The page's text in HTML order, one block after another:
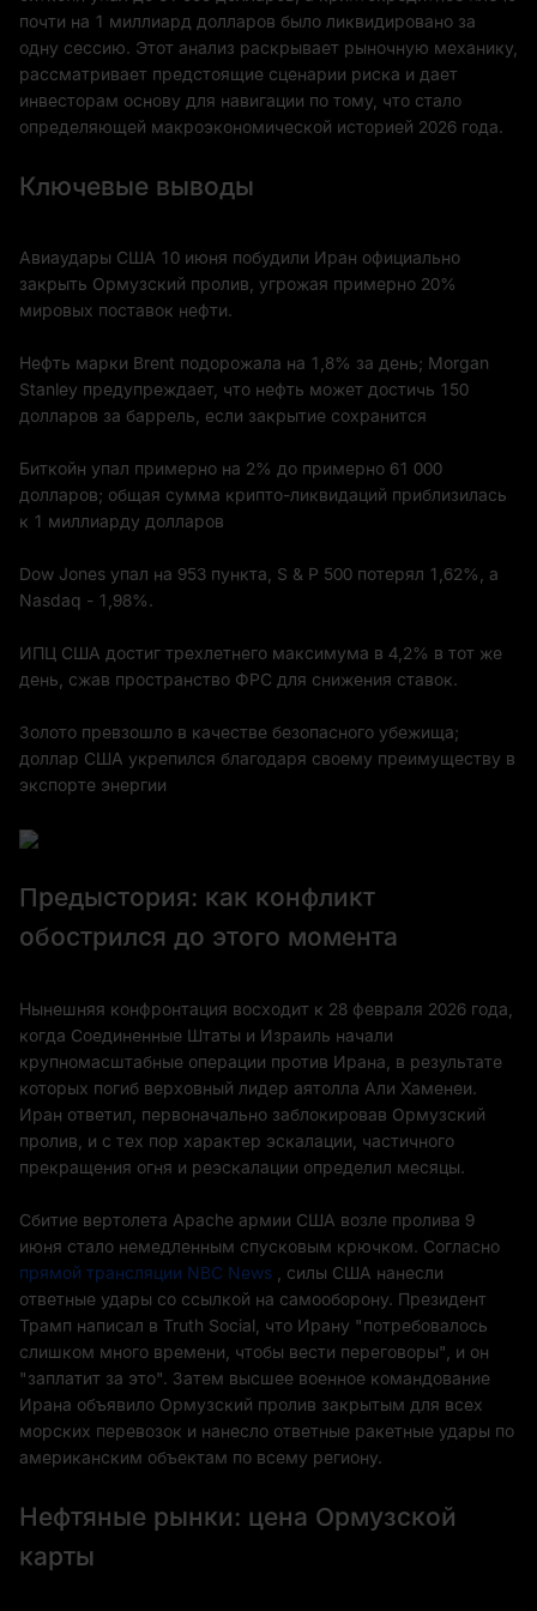
почти на 1 миллиард долларов было ликвидировано за
одну сессию. Этот анализ раскрывает рыночную механику,
рассматривает предстоящие сценарии риска и дает
инвесторам основу для навигации по тому, что стало
определяющей макроэкономической историей 2026 года.
Ключевые выводы
Авиаудары США 10 июня побудили Иран официально
закрыть Ормузский пролив, угрожая примерно 20%
мировых поставок нефти.
Нефть марки Brent подорожала на 1,8% за день; Morgan
Stanley предупреждает, что нефть может достичь 150
долларов за баррель, если закрытие сохранится
Биткойн упал примерно на 2% до примерно 61 000
долларов; общая сумма крипто-ликвидаций приблизилась
к 1 миллиарду долларов
Dow Jones упал на 953 пункта, S & P 500 потерял 1,62%, а
Nasdaq - 1,98%.
ИПЦ США достиг трехлетнего максимума в 4,2% в тот же
день, сжав пространство ФРС для снижения ставок.
Золото превзошло в качестве безопасного убежища;
доллар США укрепился благодаря своему преимуществу в
экспорте энергии
Предыстория: как конфликт
обострился до этого момента
Нынешняя конфронтация восходит к 28 февраля 2026 года,
когда Соединенные Штаты и Израиль начали
крупномасштабные операции против Ирана, в результате
которых погиб верховный лидер аятолла Али Хаменеи.
Иран ответил, первоначально заблокировав Ормузский
пролив, и с тех пор характер эскалации, частичного
прекращения огня и реэскалации определил месяцы.
Сбитие вертолета Apache армии США возле пролива 9
июня стало немедленным спусковым крючком. Согласно
прямой трансляции NBC News
, силы США нанесли
ответные удары со ссылкой на самооборону. Президент
Трамп написал в Truth Social, что Ирану "потребовалось
слишком много времени, чтобы вести переговоры", и он
"заплатит за это". Затем высшее военное командование
Ирана объявило Ормузский пролив закрытым для всех
морских перевозок и нанесло ответные ракетные удары по
американским объектам по всему региону.
Нефтяные рынки: цена Ормузской
карты